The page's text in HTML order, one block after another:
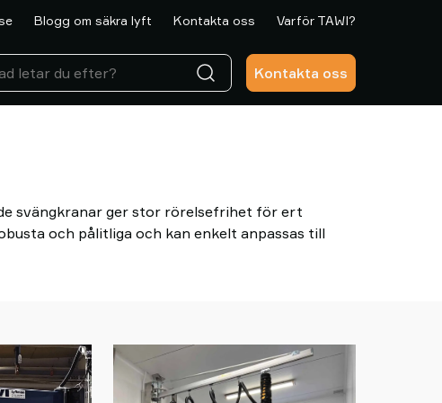
Blogg om säkra lyft Kontakta oss Varför TAWI?
Kontakta oss
svängkranar ger stor rörelsefrihet för ert
och pålitliga och kan enkelt anpassas till